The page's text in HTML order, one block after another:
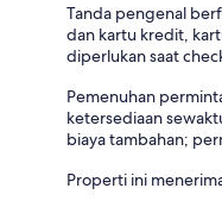
Tanda pengenal
dan kartu kredit,
diperlukan saat
Pemenuhan
ketersediaan
biaya tambahan;
Properti ini